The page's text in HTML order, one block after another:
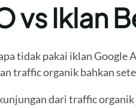
vs Iklan
tidak pakai iklan
traffic organik bahkan
dari traffic